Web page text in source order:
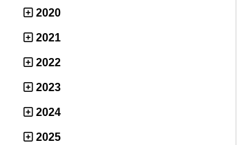
2020
2021
2022
2023
2024
2025